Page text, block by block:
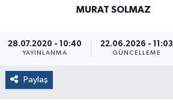
MURAT SOLMAZ
28.07.2020 - 10:40
YAYINLANMA
22.06.2026 - 11:03
GÜNCELLEME
Paylaş
Tüm Manşetler
Son Dakika Haberleri